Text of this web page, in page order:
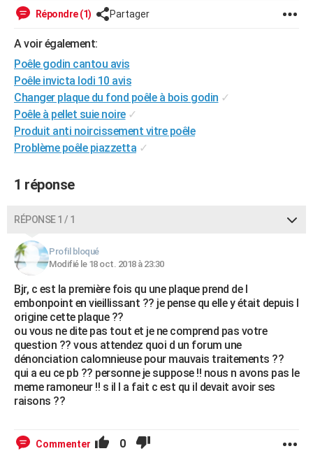
Forum
Aménagement intérieur
Extérieur
Cuisine
Salle de bains
Jardinage
Rangement
WEEK-END
LIFESTYLE
Art de vivre
Bien-être
Loisirs
Mode
Modes de vie
SANTE
Alimentation
Guide de la santé
Maladies
Médicaments
Sommeil
VOYAGE
Destinations
City break
Voyage nature
Voyage de noces
Forum
Climat
+PHOTO
GUIDES D'ACHAT
BONS PLANS
Dictionnaire
Biographies
Citations
Expressions
Proverbes
PROGRAMME TV
COPAINS D'AVANT
S'inscrire
Se connecter
Lycées
Collèges
Primaires
Universités
Entreprises
Service militaire
Avis de recherche
AVIS DE DÉCÈS
FORUM
Bricolage
Lifestyle
Culture
Sport
Auto
Television
Voyage
Cinema
Répondre (1) Partager
A voir également:
Poêle godin cantou avis
Poêle invicta lodi 10 avis
Changer plaque du fond poêle à bois godin ✓
Poêle à pellet suie noire ✓
Produit anti noircissement vitre poêle
Problème poêle piazzetta ✓
1 réponse
RÉPONSE 1 / 1
Profil bloqué
Modifié le 18 oct. 2018 à 23:30
Bjr, c est la première fois qu une plaque prend de l
embonpoint en vieillissant ?? je pense qu elle y était depuis l
origine cette plaque ??
ou vous ne dite pas tout et je ne comprend pas votre
question ?? vous attendez quoi d un forum une
dénonciation calomnieuse pour mauvais traitements ??
qui a eu ce pb ?? personne je suppose !! nous n avons pas le
meme ramoneur !! s il l a fait c est qu il devait avoir ses
raisons ??
Commenter 0